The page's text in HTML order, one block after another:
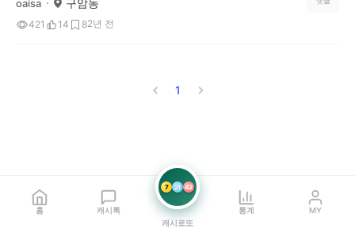
oaisa 구암동
421 14 82년 전
1
홈 캐시톡
7 21 42
캐시로또
통계 MY